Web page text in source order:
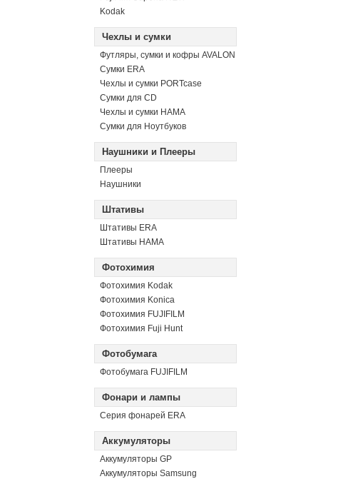
Kodak
Чехлы и сумки
Футляры, сумки и кофры AVALON
Сумки ERA
Чехлы и сумки PORTcase
Сумки для CD
Чехлы и сумки HAMA
Сумки для Ноутбуков
Наушники и Плееры
Плееры
Наушники
Штативы
Штативы ERA
Штативы HAMA
Фотохимия
Фотохимия Kodak
Фотохимия Konica
Фотохимия FUJIFILM
Фотохимия Fuji Hunt
Фотобумага
Фотобумага FUJIFILM
Фонари и лампы
Серия фонарей ERA
Аккумуляторы
Аккумуляторы GP
Аккумуляторы Samsung